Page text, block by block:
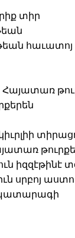
տիր
Հայատառ
իզզէթինէ
սրբոյ